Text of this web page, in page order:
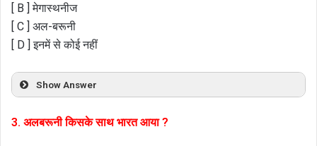
[ B ] मेगास्थनीज
[ C ] अल-बरूनी
[ D ] इनमें से कोई नहीं
Show Answer
3. अलबरूनी किसके साथ भारत आया ?